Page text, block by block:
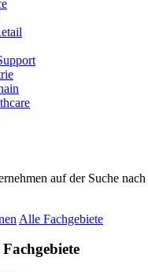
auf der Suche
Alle Fachgebiete